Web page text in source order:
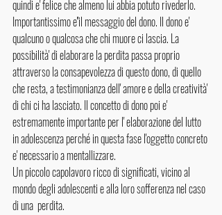
quindi e' felice che almeno lui abbia potuto rivederlo.
Importantissimo e''il messaggio del dono. Il dono e'
qualcuno o qualcosa che chi muore ci lascia. La
possibilità' di elaborare la perdita passa proprio
attraverso la consapevolezza di questo dono, di quello
che resta, a testimonianza dell' amore e della creatività'
di chi ci ha lasciato. Il concetto di dono poi e'
estremamente importante per l' elaborazione del lutto
in adolescenza perché in questa fase l'oggetto concreto
e' necessario a mentallizzare.
Un piccolo capolavoro ricco di significati, vicino al
mondo degli adolescenti e alla loro sofferenza nel caso
di una  perdita.